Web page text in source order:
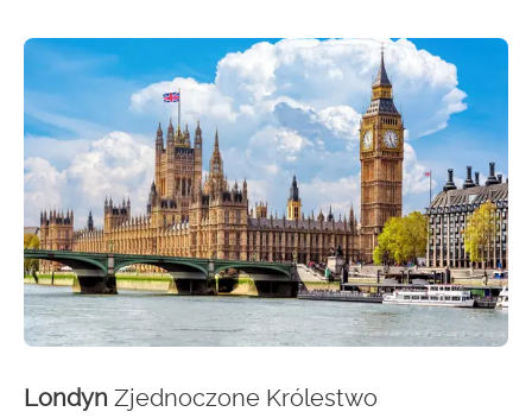
Londyn Zjednoczone Królestwo